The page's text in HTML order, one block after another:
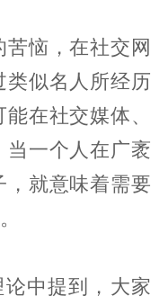
恼，在社交网
类似名人所经历
在社交媒体、
当一个人在广袤
，就意味着需要
论中提到，大家